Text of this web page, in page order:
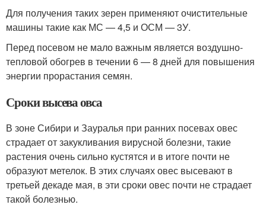
Для получения таких зерен применяют очистительные
машины такие как МС — 4,5 и ОСМ — 3У.
Перед посевом не мало важным является воздушно-
тепловой обогрев в течении 6 — 8 дней для повышения
энергии прорастания семян.
Сроки высева овса
В зоне Сибири и Зауралья при ранних посевах овес
страдает от закукливания вирусной болезни, такие
растения очень сильно кустятся и в итоге почти не
образуют метелок. В этих случаях овес высевают в
третьей декаде мая, в эти сроки овес почти не страдает
такой болезнью.